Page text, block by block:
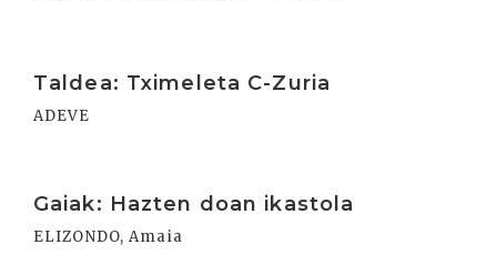
Taldea: Tximeleta C-Zuria
ADEVE
Gaiak: Hazten doan ikastola
ELIZONDO, Amaia